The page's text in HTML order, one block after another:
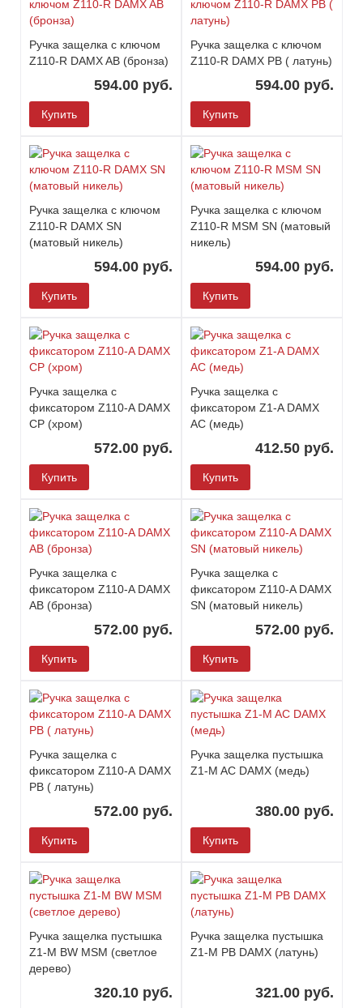
Ручка защелка c ключом
Z110-R DAMX AB (бронза)
594.00 руб.
Купить
Ручка защелка c ключом
Z110-R DAMX PB ( латунь)
594.00 руб.
Купить
Ручка защелка c ключом
Z110-R DAMX SN
(матовый никель)
594.00 руб.
Купить
Ручка защелка c ключом
Z110-R MSM SN (матовый
никель)
594.00 руб.
Купить
Ручка защелка c
фиксатором Z110-A DAMX
CP (хром)
572.00 руб.
Купить
Ручка защелка c
фиксатором Z1-A DAMX
AC (медь)
412.50 руб.
Купить
Ручка защелка c
фиксатором Z110-A DAMX
AB (бронза)
572.00 руб.
Купить
Ручка защелка c
фиксатором Z110-A DAMX
SN (матовый никель)
572.00 руб.
Купить
Ручка защелка c
фиксатором Z110-А DAMX
PB ( латунь)
572.00 руб.
Купить
Ручка защелка пустышка
Z1-M AC DAMX (медь)
380.00 руб.
Купить
Ручка защелка пустышка
Z1-M BW MSM (светлое
дерево)
320.10 руб.
Ручка защелка пустышка
Z1-M PB DAMX (латунь)
321.00 руб.